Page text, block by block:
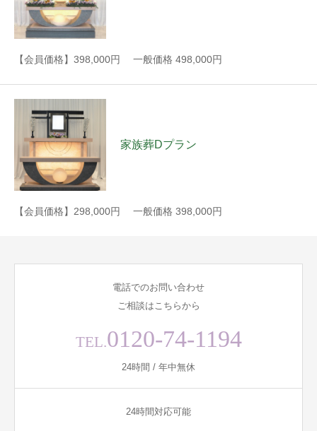
【会員価格】398,000円 一般価格 498,000円
家族葬Dプラン
【会員価格】298,000円 一般価格 398,000円
電話でのお問い合わせ
ご相談はこちらから
TEL.0120-74-1194
24時間 / 年中無休
24時間対応可能